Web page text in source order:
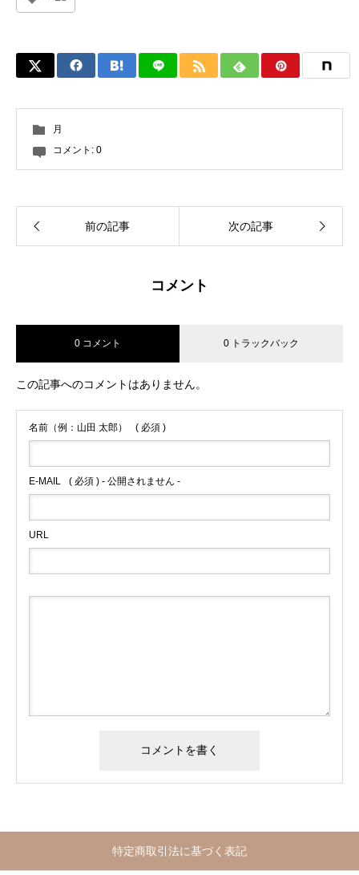
月
コメント: 0
前の記事 次の記事
コメント
0 コメント 0 トラックバック
この記事へのコメントはありません。
名前（例：山田 太郎） ( 必須 )
E-MAIL ( 必須 ) - 公開されません -
URL
特定商取引法に基づく表記